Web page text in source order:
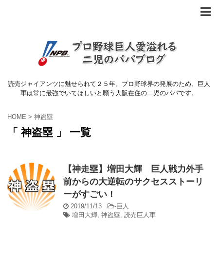
読売ジャイアンツに魅せられて２５年。プロ野球界の発展のため、巨人
軍は常に最強でいてほしいと願う大阪在住の二児のパパです。
HOME > 神盗塁
「 神盗塁 」 一覧
【神走塁】増田大輝 巨人戦力外手
前からの大逆転のサクセスストーリ
ーがすごい！
2019/11/13 -巨人
増田大輝, 神盗塁, 読売巨人軍